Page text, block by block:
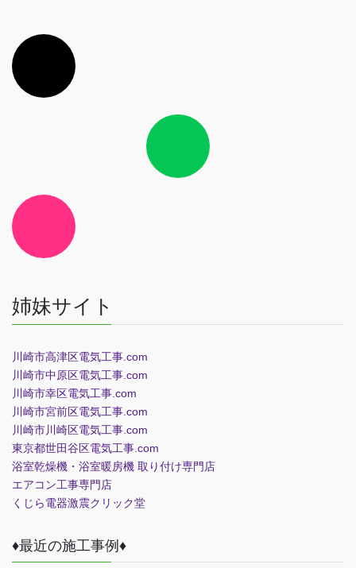
イ
コ
ン
リ
イ
コ
ン
リ
イ
コ
ン
リ
姉妹サイト
川崎市高津区電気工事.com
川崎市中原区電気工事.com
川崎市幸区電気工事.com
川崎市宮前区電気工事.com
川崎市川崎区電気工事.com
東京都世田谷区電気工事.com
浴室乾燥機・浴室暖房機 取り付け専門店
エアコン工事専門店
くじら電器激震クリック堂
♦最近の施工事例♦